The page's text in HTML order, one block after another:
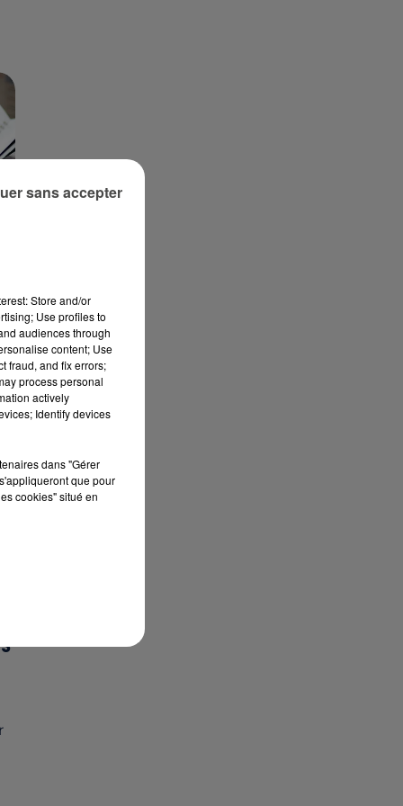
Store and/or
Use profiles to
audiences through
content; Use
fraud, and fix errors;
process personal
actively
Identify devices
dans "Gérer
que pour
cookies" situé en
sans accepter